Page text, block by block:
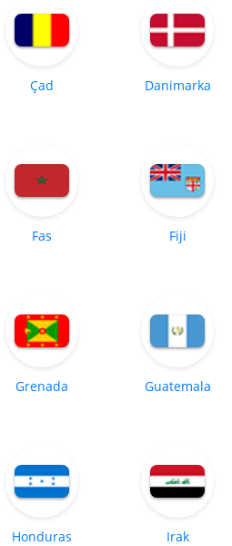
Çad Danimarka
Fas Fiji
Grenada Guatemala
Honduras Irak